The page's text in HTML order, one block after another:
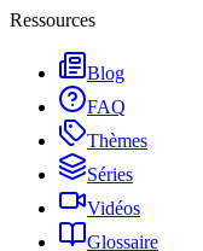
Ressources
Blog
FAQ
Thèmes
Séries
Vidéos
Glossaire